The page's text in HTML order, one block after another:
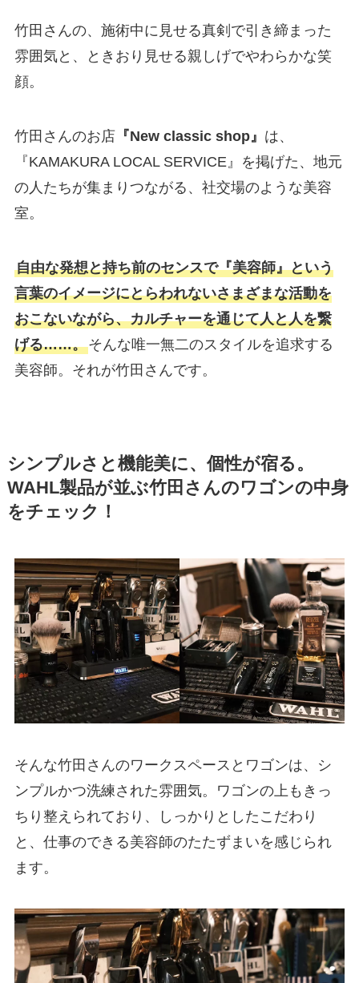
竹田さんの、施術中に見せる真剣で引き締まった
雰囲気と、ときおり見せる親しげでやわらかな笑
顔。
竹田さんのお店『New classic shop』 は、
『KAMAKURA LOCAL SERVICE』を掲げた、地元
の人たちが集まりつながる、社交場のような美容
室。
自由な発想と持ち前のセンスで『美容師』という
言葉のイメージにとらわれないさまざまな活動を
おこないながら、カルチャーを通じて人と人を繋
げる……。そんな唯一無二のスタイルを追求する
美容師。それが竹田さんです。
シンプルさと機能美に、個性が宿る。
WAHL製品が並ぶ竹田さんのワゴンの中身
をチェック！
そんな竹田さんのワークスペースとワゴンは、シ
ンプルかつ洗練された雰囲気。ワゴンの上もきっ
ちり整えられており、しっかりとしたこだわり
と、仕事のできる美容師のたたずまいを感じられ
ます。